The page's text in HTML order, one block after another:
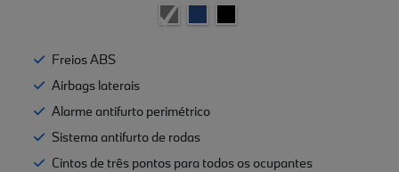
Freios ABS
Airbags laterais
Alarme antifurto perimétrico
Sistema antifurto de rodas
Cintos de três pontos para todos os ocupantes